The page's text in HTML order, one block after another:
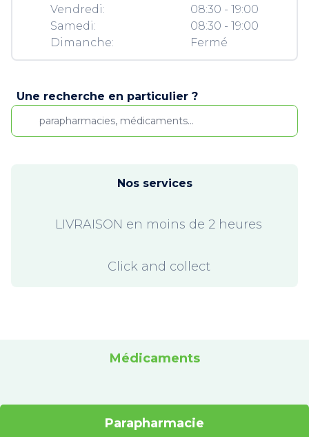
Vendredi:
Samedi:
Dimanche:
08:30 - 19:00
08:30 - 19:00
Fermé
Une recherche en particulier ?
Nos services
LIVRAISON en moins de 2 heures
Click and collect
Médicaments
Parapharmacie